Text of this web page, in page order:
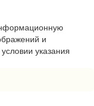
и
указания